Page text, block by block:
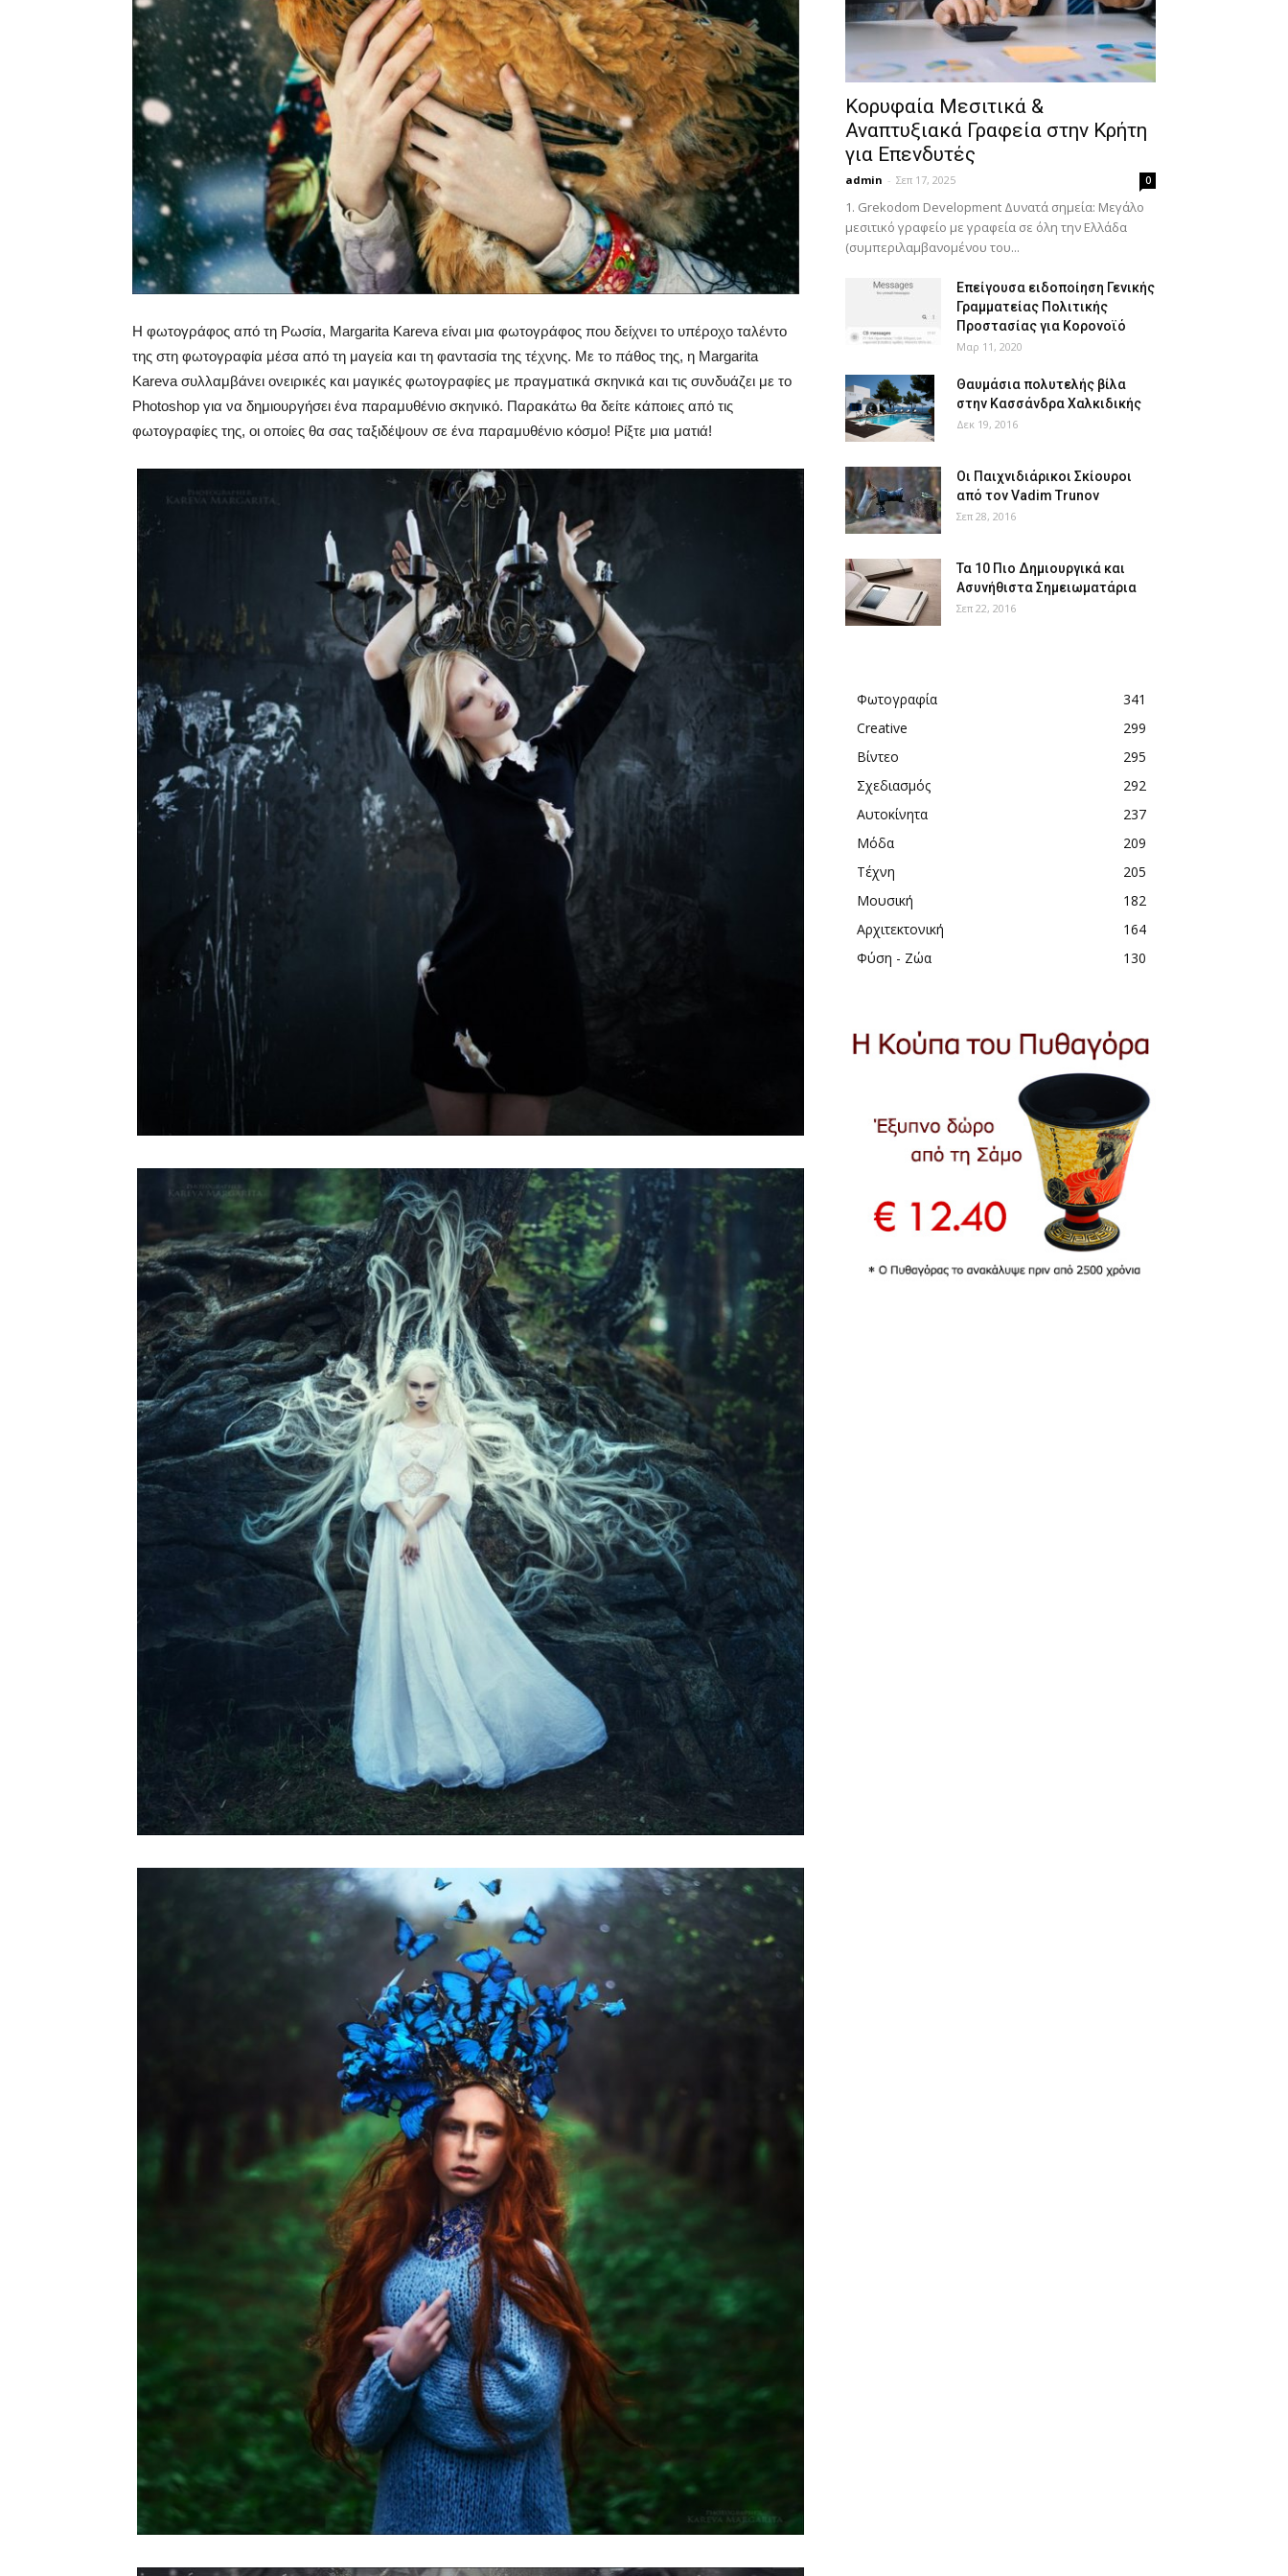
Η φωτογράφος από τη Ρωσία, Margarita Kareva είναι μια φωτογράφος που δείχνει το υπέροχο ταλέντο
της στη φωτογραφία μέσα από τη μαγεία και τη φαντασία της τέχνης. Με το πάθος της, η Margarita
Kareva συλλαμβάνει ονειρικές και μαγικές φωτογραφίες με πραγματικά σκηνικά και τις συνδυάζει με το
Photoshop για να δημιουργήσει ένα παραμυθένιο σκηνικό. Παρακάτω θα δείτε κάποιες από τις
φωτογραφίες της, οι οποίες θα σας ταξιδέψουν σε ένα παραμυθένιο κόσμο! Ρίξτε μια ματιά!
Κορυφαία Μεσιτικά &
Αναπτυξιακά Γραφεία στην Κρήτη
για Επενδυτές
admin - Σεπ 17, 2025 0
1. Grekodom Development Δυνατά σημεία: Μεγάλο
μεσιτικό γραφείο με γραφεία σε όλη την Ελλάδα
(συμπεριλαμβανομένου του...
Επείγουσα ειδοποίηση Γενικής
Γραμματείας Πολιτικής
Προστασίας για Κορονοϊό
Μαρ 11, 2020
Θαυμάσια πολυτελής βίλα
στην Κασσάνδρα Χαλκιδικής
Δεκ 19, 2016
Οι Παιχνιδιάρικοι Σκίουροι
από τον Vadim Trunov
Σεπ 28, 2016
Τα 10 Πιο Δημιουργικά και
Ασυνήθιστα Σημειωματάρια
Σεπ 22, 2016
Φωτογραφία
341
Creative
299
Βίντεο
295
Σχεδιασμός
292
Αυτοκίνητα
237
Μόδα
209
Τέχνη
205
Μουσική
182
Αρχιτεκτονική
164
Φύση - Ζώα
130